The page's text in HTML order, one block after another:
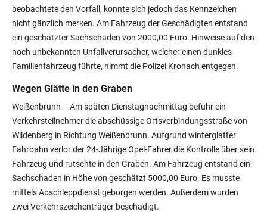
beobachtete den Vorfall, konnte sich jedoch das Kennzeichen
nicht gänzlich merken. Am Fahrzeug der Geschädigten entstand
ein geschätzter Sachschaden von 2000,00 Euro. Hinweise auf den
noch unbekannten Unfallverursacher, welcher einen dunkles
Familienfahrzeug führte, nimmt die Polizei Kronach entgegen.
Wegen Glätte in den Graben
Weißenbrunn – Am späten Dienstagnachmittag befuhr ein
Verkehrsteilnehmer die abschüssige Ortsverbindungsstraße von
Wildenberg in Richtung Weißenbrunn. Aufgrund winterglatter
Fahrbahn verlor der 24-Jährige Opel-Fahrer die Kontrolle über sein
Fahrzeug und rutschte in den Graben. Am Fahrzeug entstand ein
Sachschaden in Höhe von geschätzt 5000,00 Euro. Es musste
mittels Abschleppdienst geborgen werden. Außerdem wurden
zwei Verkehrszeichenträger beschädigt.